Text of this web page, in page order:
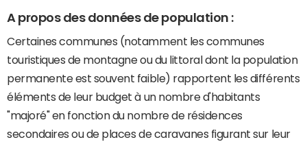
A propos des données de population :
Certaines communes (notamment les communes
touristiques de montagne ou du littoral dont la population
permanente est souvent faible) rapportent les différents
éléments de leur budget à un nombre d'habitants
"majoré" en fonction du nombre de résidences
secondaires ou de places de caravanes figurant sur leur